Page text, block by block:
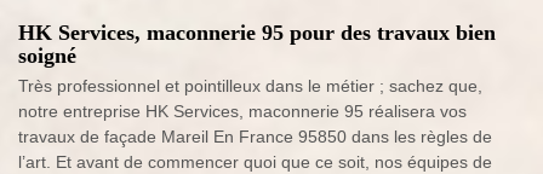
HK Services, maconnerie 95 pour des travaux bien
soigné
Très professionnel et pointilleux dans le métier ; sachez que,
notre entreprise HK Services, maconnerie 95 réalisera vos
travaux de façade Mareil En France 95850 dans les règles de
l’art. Et avant de commencer quoi que ce soit, nos équipes de